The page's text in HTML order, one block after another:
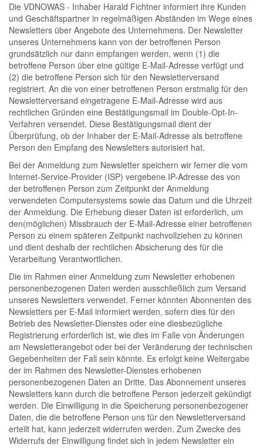
Die VDNOWAS - Inhaber Harald Fichtner informiert ihre Kunden
und Geschäftspartner in regelmäßigen Abständen im Wege eines
Newsletters über Angebote des Unternehmens. Der Newsletter
unseres Unternehmens kann von der betroffenen Person
grundsätzlich nur dann empfangen werden, wenn (1) die
betroffene Person über eine gültige E-Mail-Adresse verfügt und
(2) die betroffene Person sich für den Newsletterversand
registriert. An die von einer betroffenen Person erstmalig für den
Newsletterversand eingetragene E-Mail-Adresse wird aus
rechtlichen Gründen eine Bestätigungsmail im Double-Opt-In-
Verfahren versendet. Diese Bestätigungsmail dient der
Überprüfung, ob der Inhaber der E-Mail-Adresse als betroffene
Person den Empfang des Newsletters autorisiert hat.
Bei der Anmeldung zum Newsletter speichern wir ferner die vom
Internet-Service-Provider (ISP) vergebene IP-Adresse des von
der betroffenen Person zum Zeitpunkt der Anmeldung
verwendeten Computersystems sowie das Datum und die Uhrzeit
der Anmeldung. Die Erhebung dieser Daten ist erforderlich, um
den(möglichen) Missbrauch der E-Mail-Adresse einer betroffenen
Person zu einem späteren Zeitpunkt nachvollziehen zu können
und dient deshalb der rechtlichen Absicherung des für die
Verarbeitung Verantwortlichen.
Die im Rahmen einer Anmeldung zum Newsletter erhobenen
personenbezogenen Daten werden ausschließlich zum Versand
unseres Newsletters verwendet. Ferner könnten Abonnenten des
Newsletters per E-Mail informiert werden, sofern dies für den
Betrieb des Newsletter-Dienstes oder eine diesbezügliche
Registrierung erforderlich ist, wie dies im Falle von Änderungen
am Newsletterangebot oder bei der Veränderung der technischen
Gegebenheiten der Fall sein könnte. Es erfolgt keine Weitergabe
der im Rahmen des Newsletter-Dienstes erhobenen
personenbezogenen Daten an Dritte. Das Abonnement unseres
Newsletters kann durch die betroffene Person jederzeit gekündigt
werden. Die Einwilligung in die Speicherung personenbezogener
Daten, die die betroffene Person uns für den Newsletterversand
erteilt hat, kann jederzeit widerrufen werden. Zum Zwecke des
Widerrufs der Einwilligung findet sich in jedem Newsletter ein